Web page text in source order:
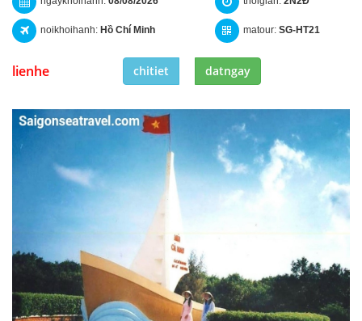
noikhoihanh: Hồ Chí Minh matour: SG-HT21
lienhe chitiet datngay